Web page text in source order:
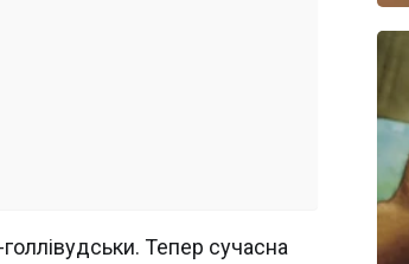
голлівудськи. Тепер сучасна